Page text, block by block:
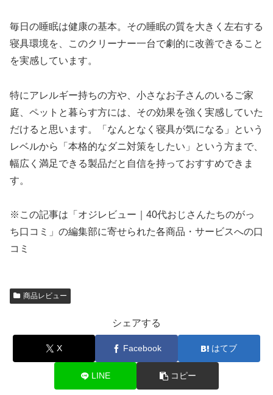
毎日の睡眠は健康の基本。その睡眠の質を大きく左右する
寝具環境を、このクリーナー一台で劇的に改善できること
を実感しています。
特にアレルギー持ちの方や、小さなお子さんのいるご家
庭、ペットと暮らす方には、その効果を強く実感していた
だけると思います。「なんとなく寝具が気になる」という
レベルから「本格的なダニ対策をしたい」という方まで、
幅広く満足できる製品だと自信を持っておすすめできま
す。
※この記事は「オジレビュー｜40代おじさんたちのがっ
ち口コミ」の編集部に寄せられた各商品・サービスへの口
コミ
商品レビュー
シェアする
X Facebook はてブ
LINE コピー